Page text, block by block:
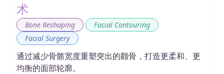
术
Bone Reshaping Facial Contouring
Facial Surgery
通过减少骨骼宽度重塑突出的颧骨，打造更柔和、更
均衡的面部轮廓。